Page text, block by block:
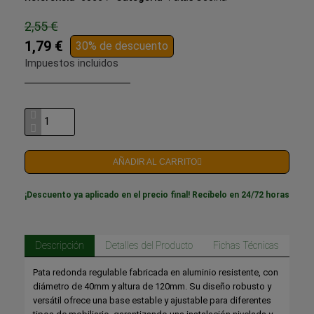
2,55 €
1,79 € 30% de descuento
Impuestos incluidos
AÑADIR AL CARRITO
¡Descuento ya aplicado en el precio final! Recíbelo en 24/72 horas
Descripción Detalles del Producto Fichas Técnicas
Pata redonda regulable fabricada en aluminio resistente, con
diámetro de 40mm y altura de 120mm. Su diseño robusto y
versátil ofrece una base estable y ajustable para diferentes